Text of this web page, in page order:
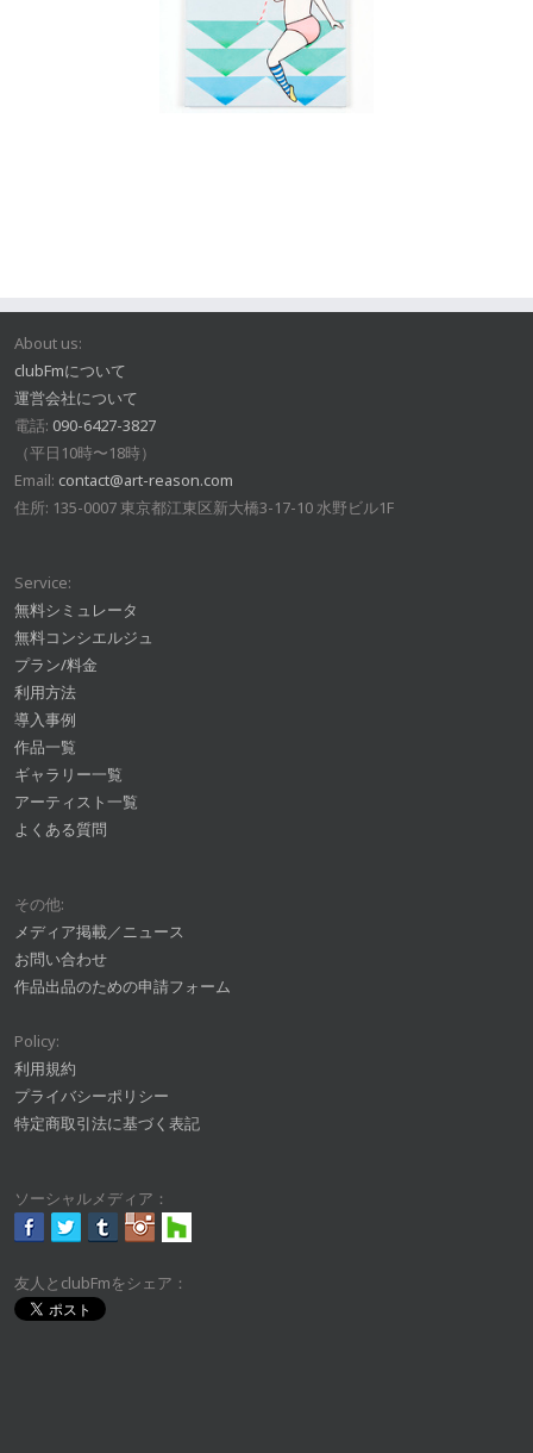
About us:
clubFmについて
運営会社について
電話: 090-6427-3827
（平日10時〜18時）
Email: contact@art-reason.com
住所: 135-0007 東京都江東区新大橋3-17-10 水野ビル1F
Service:
無料シミュレータ
無料コンシエルジュ
プラン/料金
利用方法
導入事例
作品一覧
ギャラリー一覧
アーティスト一覧
よくある質問
その他:
メディア掲載／ニュース
お問い合わせ
作品出品のための申請フォーム
Policy:
利用規約
プライバシーポリシー
特定商取引法に基づく表記
ソーシャルメディア：
友人とclubFmをシェア：